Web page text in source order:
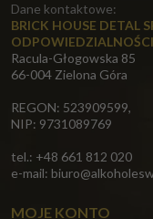
Dane kontaktowe:
BRICK HOUSE DETAL
Racula-Głogowska 85
66-004 Zielona Góra
REGON: 523909599,
NIP: 9731089769
tel.: +48 661 812 020
e-mail:
MOJE KONTO